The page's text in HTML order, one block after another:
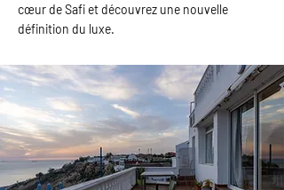
cœur de Safi et découvrez une nouvelle
définition du luxe.